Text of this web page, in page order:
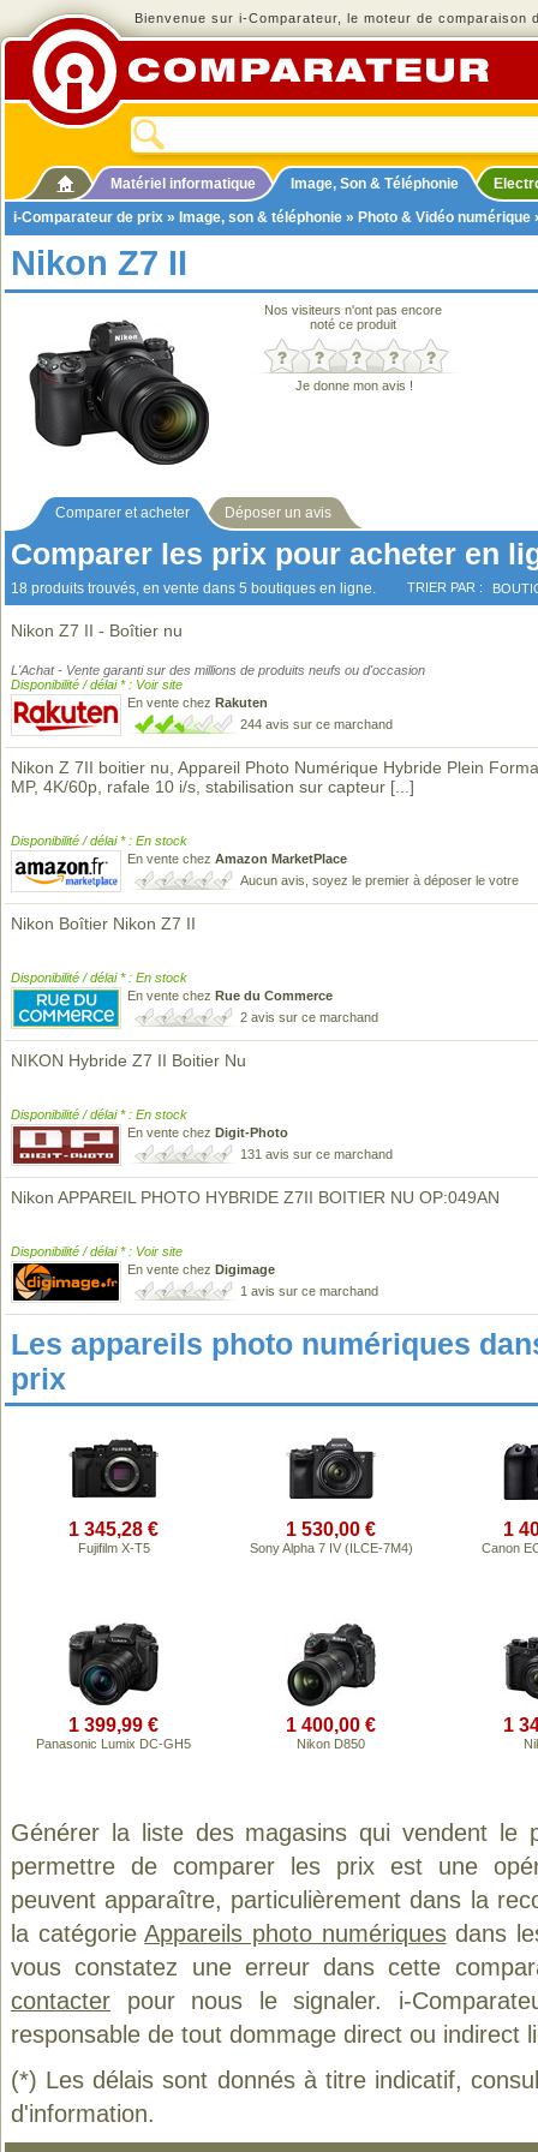
Bienvenue sur i-Comparateur, le moteur de comparaison
Matériel informatique Image, Son & Téléphonie
i-Comparateur de prix » Image, son & téléphonie » Photo & Vidéo numérique
Nikon Z7 II
Nos visiteurs n'ont pas encore
noté ce produit
Je donne mon avis !
Comparer et acheter Déposer un avis
Comparer les prix pour acheter en
18 produits trouvés, en vente dans 5 boutiques en ligne. TRIER PAR :
Nikon Z7 II - Boîtier nu
L'Achat - Vente garanti sur des millions de produits neufs ou d'occasion
Disponibilité / délai * : Voir site
En vente chez Rakuten
244 avis sur ce marchand
Nikon Z 7II boitier nu, Appareil Photo Numérique Hybride Plein
MP, 4K/60p, rafale 10 i/s, stabilisation sur capteur [...]
Disponibilité / délai * : En stock
En vente chez Amazon MarketPlace
Aucun avis, soyez le premier à déposer le votre
Nikon Boîtier Nikon Z7 II
Disponibilité / délai * : En stock
En vente chez Rue du Commerce
2 avis sur ce marchand
NIKON Hybride Z7 II Boitier Nu
Disponibilité / délai * : En stock
En vente chez Digit-Photo
131 avis sur ce marchand
Nikon APPAREIL PHOTO HYBRIDE Z7II BOITIER NU OP:049AN
Disponibilité / délai * : Voir site
En vente chez Digimage
1 avis sur ce marchand
Les appareils photo numériques
prix
1 345,28 €
Fujifilm X-T5
1 530,00 €
Sony Alpha 7 IV (ILCE-7M4)
1
Canon
1 399,99 €
Panasonic Lumix DC-GH5
1 400,00 €
Nikon D850
1
Générer la liste des magasins qui vendent le
permettre de comparer les prix est une
peuvent apparaître, particulièrement dans la
la catégorieAppareils photo numériquesdans
vous constatez une erreur dans cette
contacter pour nous le signaler. i-
responsable de tout dommage direct ou indirect
(*) Les délais sont donnés à titre indicatif,
d'information.